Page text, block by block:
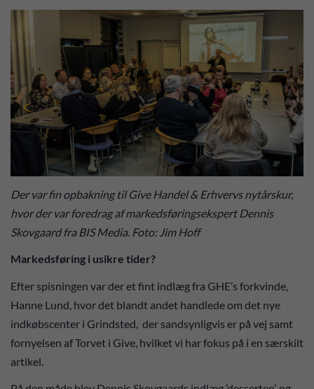
Der var fin opbakning til Give Handel & Erhvervs nytårskur,
hvor der var foredrag af markedsføringsekspert Dennis
Skovgaard fra BIS Media. Foto: Jim Hoff
Markedsføring i usikre tider?
Efter spisningen var der et fint indlæg fra GHE’s forkvinde,
Hanne Lund, hvor det blandt andet handlede om det nye
indkøbscenter i Grindsted, der sandsynligvis er på vej samt
fornyelsen af Torvet i Give, hvilket vi har fokus på i en særskilt
artikel.